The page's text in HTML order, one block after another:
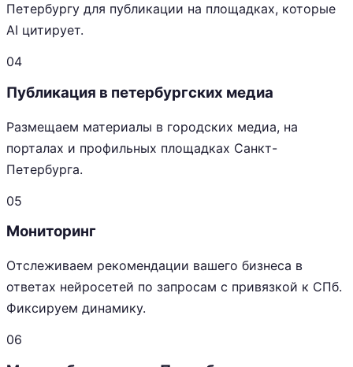
Петербургу для публикации на площадках, которые
AI цитирует.
04
Публикация в петербургских медиа
Размещаем материалы в городских медиа, на
порталах и профильных площадках Санкт-
Петербурга.
05
Мониторинг
Отслеживаем рекомендации вашего бизнеса в
ответах нейросетей по запросам с привязкой к СПб.
Фиксируем динамику.
06